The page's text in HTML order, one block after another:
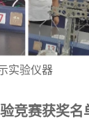
实验仪器
竞赛获奖名